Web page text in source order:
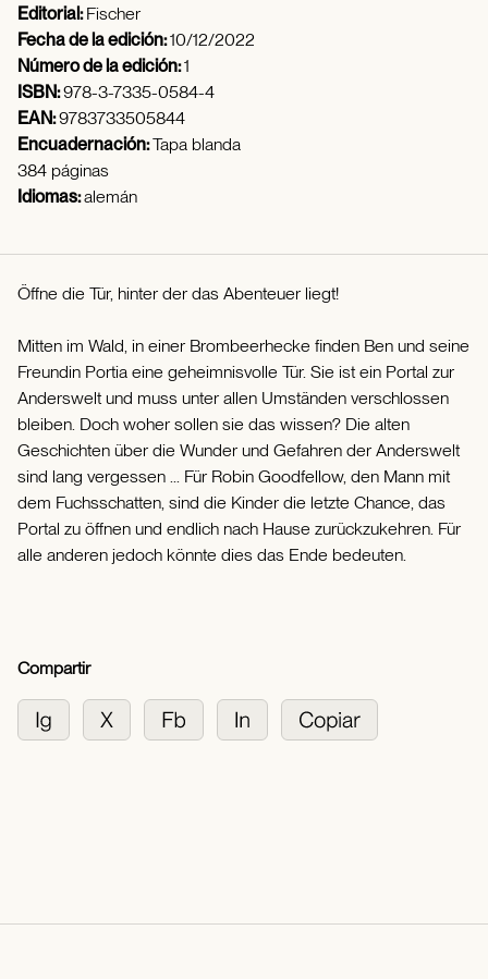
Editorial:Fischer
Fecha de la edición:10/12/2022
Número de la edición:1
ISBN:978-3-7335-0584-4
EAN:9783733505844
Encuadernación:Tapa blanda
384 páginas
Idiomas:alemán
Öffne die Tür, hinter der das Abenteuer liegt!
Mitten im Wald, in einer Brombeerhecke finden Ben und seine
Freundin Portia eine geheimnisvolle Tür. Sie ist ein Portal zur
Anderswelt und muss unter allen Umständen verschlossen
bleiben. Doch woher sollen sie das wissen? Die alten
Geschichten über die Wunder und Gefahren der Anderswelt
sind lang vergessen ... Für Robin Goodfellow, den Mann mit
dem Fuchsschatten, sind die Kinder die letzte Chance, das
Portal zu öffnen und endlich nach Hause zurückzukehren. Für
alle anderen jedoch könnte dies das Ende bedeuten.
Compartir